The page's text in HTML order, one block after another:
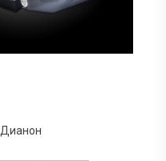
Дианон